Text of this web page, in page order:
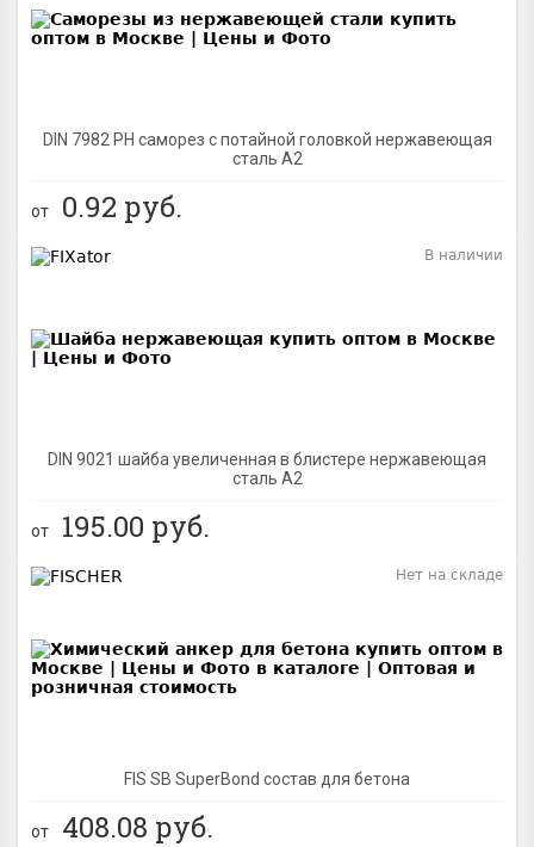
DIN 7982 PH саморез с потайной головкой нержавеющая
сталь A2
от 0.92 руб.
DIN 9021 шайба увеличенная в блистере нержавеющая
сталь A2
В наличии
от 195.00 руб.
FIS SB SuperBond состав для бетона
Нет на складе
от 408.08 руб.